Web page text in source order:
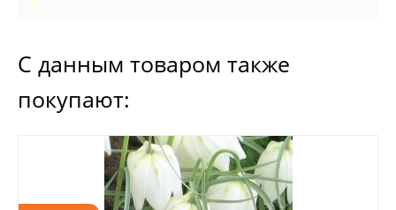
С данным товаром также
покупают: